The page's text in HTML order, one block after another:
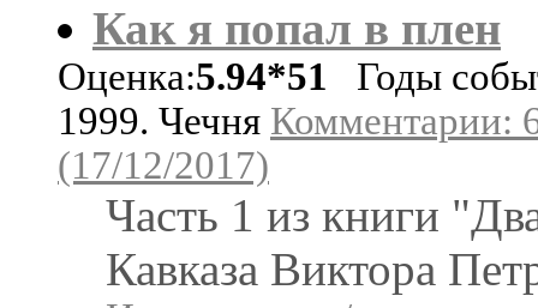
Как я попал в плен
Оценка:5.94*51 Годы
1999. Чечня Комментарии:
(17/12/2017)
Часть 1 из книги
Кавказа Виктора